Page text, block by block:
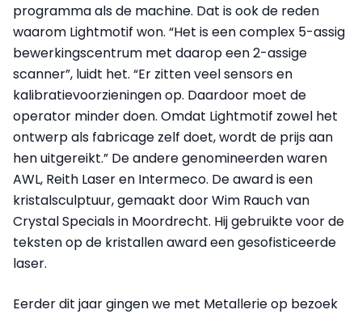
programma als de machine. Dat is ook de reden
waarom Lightmotif won. “Het is een complex 5-assig
bewerkingscentrum met daarop een 2-assige
scanner”, luidt het. “Er zitten veel sensors en
kalibratievoorzieningen op. Daardoor moet de
operator minder doen. Omdat Lightmotif zowel het
ontwerp als fabricage zelf doet, wordt de prijs aan
hen uitgereikt.” De andere genomineerden waren
AWL, Reith Laser en Intermeco. De award is een
kristalsculptuur, gemaakt door Wim Rauch van
Crystal Specials in Moordrecht. Hij gebruikte voor de
teksten op de kristallen award een gesofisticeerde
laser.
Eerder dit jaar gingen we met Metallerie op bezoek